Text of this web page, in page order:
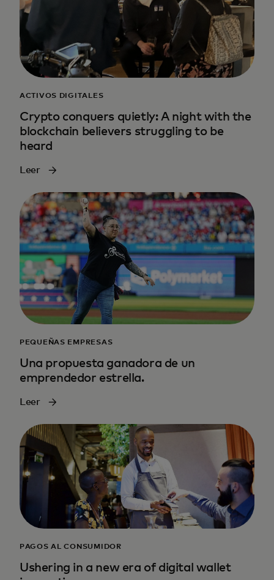
ACTIVOS DIGITALES
Crypto conquers quietly: A night with the
blockchain believers struggling to be
heard
Leer
PEQUEÑAS EMPRESAS
Una propuesta ganadora de un
emprendedor estrella.
Leer
PAGOS AL CONSUMIDOR
Ushering in a new era of digital wallet